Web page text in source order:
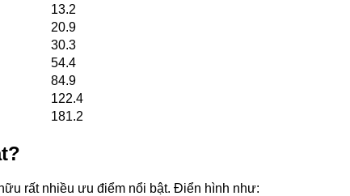
13.2
20.9
30.3
54.4
84.9
122.4
181.2
rất nhiều ưu điểm nổi bật. Điển hình như: